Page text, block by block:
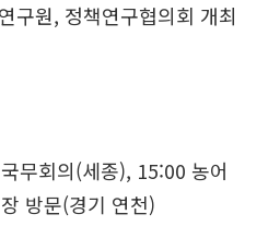
구원, 정책연구협의회 개최
무회의(세종), 15:00 농어
방문(경기 연천)